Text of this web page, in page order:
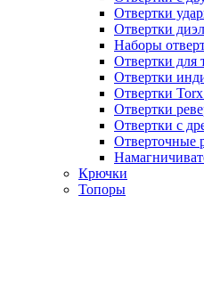
Отвертки
Отвертки
Наборы
Отвертки для
Отвертки
Отвертки
Отвертки
Отвертки с
Отверточные
Крючки
Топоры